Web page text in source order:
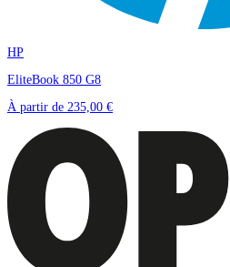
HP
EliteBook 850 G8
À partir de 235,00 €